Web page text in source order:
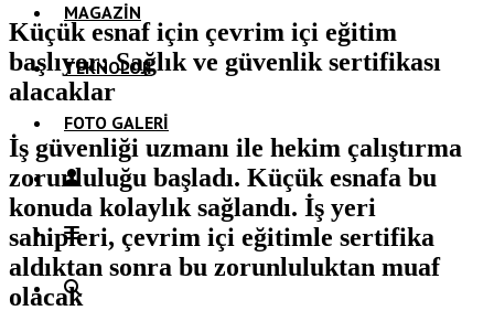
MAGAZIN
TEKNOLOJI
FOTO GALERI
Küçük esnaf için çevrim içi eğitim
başlıyor: Sağlık ve güvenlik sertifikası
alacaklar
İş güvenliği uzmanı ile hekim çalıştırma
zorunluluğu başladı. Küçük esnafa bu
konuda kolaylık sağlandı. İş yeri
sahipleri, çevrim içi eğitimle sertifika
aldıktan sonra bu zorunluluktan muaf
olacak